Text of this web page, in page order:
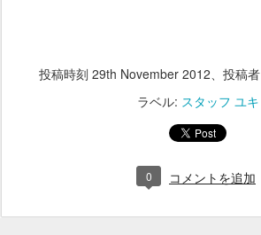
投稿時刻 29th November 2012、投稿者
ラベル: スタッフ ユキ
0 コメントを追加